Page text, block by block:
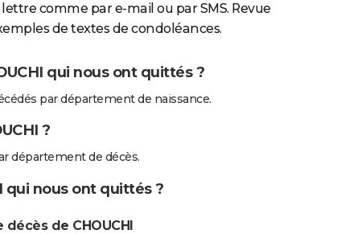
comme par e-mail ou par SMS. Revue
de textes de condoléances.
qui nous ont quittés ?
par département de naissance.
?
département de décès.
qui nous ont quittés ?
de CHOUCHI